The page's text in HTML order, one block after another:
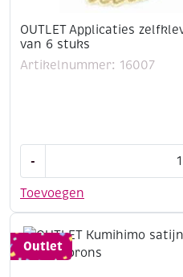
OUTLET Applicaties
van 6 stuks
Artikelnummer: 16007
Toevoegen
-
zelfklevend,
angel
2,
set
Outlet